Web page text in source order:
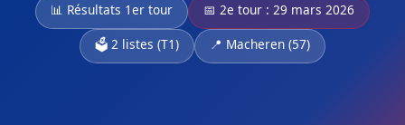
📊 Résultats 1er tour
📅 2e tour : 29 mars 2026
🗳️ 2 listes (T1)
📍 Macheren (57)